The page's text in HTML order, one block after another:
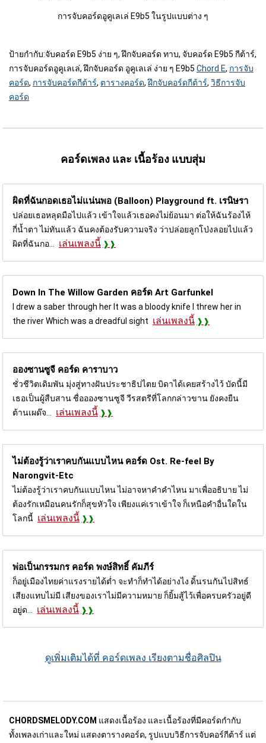
การจับคอร์ดอูคูเลเล่ E9b5 ในรูปแบบต่าง ๆ
ป้ายกำกับ:จับคอร์ด E9b5 ง่าย ๆ, ฝึกจับคอร์ด ทาบ, จับคอร์ด E9b5 กีต้าร์,
การจับคอร์ดอูคูเลเล่, ฝึกจับคอร์ด อูคูเลเล่ ง่าย ๆ E9b5 Chord E, การจับ
คอร์ด, การจับคอร์ดกีต้าร์, ตารางคอร์ด,ฝึกจับคอร์ดกีต้าร์, วิธีการจับ
คอร์ด
คอร์ดเพลง และ เนื้อร้อง แบบสุ่ม
ผิดที่ฉันกอดเธอไม่แน่นพอ (Balloon) Playground ft. เรนิษรา
ปล่อยเธอหลุดมือไปแล้ว เข้าใจแล้วเธอคงไม่ย้อนมา ต่อให้ฉันร้องไห้
กี่น้ำตา ไม่ทันแล้ว ฉันคงต้องรับความจริง ว่าปล่อยลูกโป่งลอยไปแล้ว
ผิดที่ฉันกอ...
เล่นเพลงนี้
Down In The Willow Garden คอร์ด Art Garfunkel
I drew a saber through her It was a bloody knife I threw her in
the river Which was a dreadful sight เล่นเพลงนี้
อองซานซูจี คอร์ด คาราบาว
ชั่วชีวิตเดิมพัน มุ่งสู่ทางฝันประชาธิปไตย บิดาได้เคยสร้างไว้ บัดนี้มี
เธอเป็นผู้สืบสาน ชื่ออองซานซูจี วีรสตรีที่โลกกล่าวขาน ยังคงยืน
ต้านเผด๊จ...
เล่นเพลงนี้
ไม่ต้องรู้ว่าเราคบกันแบบไหน คอร์ด Ost. Re-feel By
Narongvit-Etc
ไม่ต้องรู้ว่าเราคบกันแบบไหน ไม่อาจหาคำคำไหน มาเพื่ออธิบาย ไม่
ต้องรักเหมือนคนรักก็สุขหัวใจ เพียงแค่เราเข้าใจ ก็เหนือคำอื่นใดใน
โลกนี้ เล่นเพลงนี้
พ่อเป็นกรรมกร คอร์ด พงษ์สิทธิ์ คัมภีร์
ก็อยู่เมืองไทยค่าแรงรายได้ต่ำ จะทำก็ทำได้อย่างไง ดิ้นรนกันไปสิทธ์
เสียงแทบไม่มี เสียงของเราไม่มีความหมาย ก็ยิ้มสู้ไว้เพื่อครบครัวอยู่ดี
อยู่ด...
เล่นเพลงนี้
ดูเพิ่มเติมได้ที่ คอร์ดเพลง เรียงตามชื่อศิลปิน
CHORDSMELODY.COM แสดงเนื้อร้อง และเนื้อร้องที่มีคอร์ดกำกับ
ทั้งเพลงเก่าและใหม่ แสดงตารางคอร์ด, รูปแบบวิธีการจับคอร์กีต้าร์ แต่